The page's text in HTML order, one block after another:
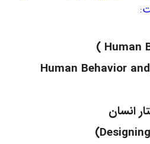
رفتار انسان و ایمنی (Human Behavior and
انسان